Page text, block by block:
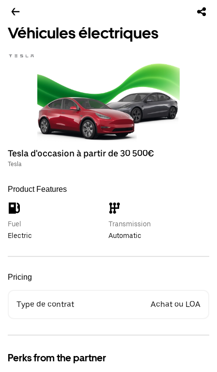
Véhicules électriques
Tesla d'occasion à partir de 30 500€
Tesla
Product Features
Fuel
Electric
Transmission
Automatic
Pricing
Type de contrat Achat ou LOA
Perks from the partner